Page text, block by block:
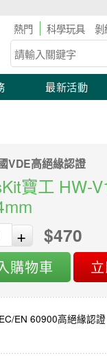
科學玩具
剝
最新活動
VDE高絕緣認證
寶工 HW-
+ $470
購物車
EN 60900高絕緣認證